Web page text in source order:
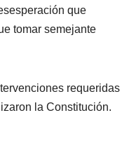
que
tomar semejante
requeridas
la Constitución.